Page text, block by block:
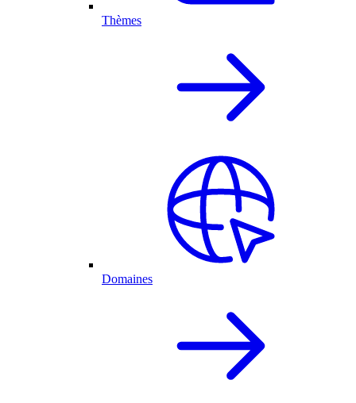
Thèmes
Domaines